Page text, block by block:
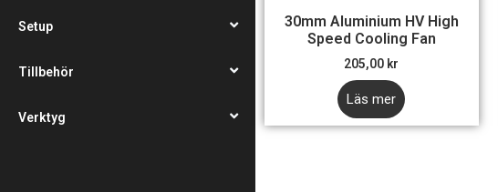
Setup
Tillbehör
Verktyg
30mm Aluminium HV High
Speed Cooling Fan
205,00 kr
Läs mer